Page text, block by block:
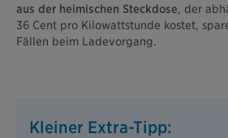
aus der heimischen Steckdose, der
36 Cent pro Kilowattstunde kostet,
Fällen beim Ladevorgang.
Kleiner Extra-Tipp: